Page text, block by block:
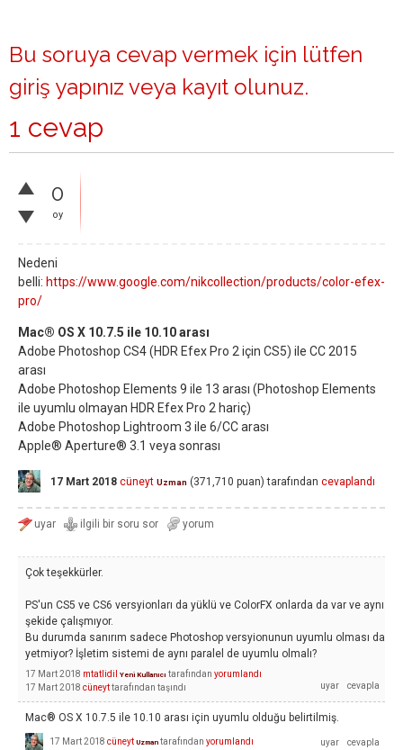
Bu soruya cevap vermek için lütfen
giriş yapınız veya kayıt olunuz.
1 cevap
0
oy
Nedeni
belli: https://www.google.com/nikcollection/products/color-efex-
pro/
Mac® OS X 10.7.5 ile 10.10 arası
Adobe Photoshop CS4 (HDR Efex Pro 2 için CS5) ile CC 2015
arası
Adobe Photoshop Elements 9 ile 13 arası (Photoshop Elements
ile uyumlu olmayan HDR Efex Pro 2 hariç)
Adobe Photoshop Lightroom 3 ile 6/CC arası
Apple® Aperture® 3.1 veya sonrası
17 Mart 2018 cüneyt Uzman (371,710 puan) tarafından cevaplandı
Çok teşekkürler.
PS'un CS5 ve CS6 versyionları da yüklü ve ColorFX onlarda da var ve aynı
şekide çalışmıyor.
Bu durumda sanırım sadece Photoshop versyionunun uyumlu olması da
yetmiyor? İşletim sistemi de aynı paralel de uyumlu olmalı?
17 Mart 2018 mtatlidil Yeni Kullanıcı tarafından yorumlandı
17 Mart 2018 cüneyttarafından taşındı
Mac® OS X 10.7.5 ile 10.10 arası için uyumlu olduğu belirtilmiş.
17 Mart 2018 cüneyt Uzman tarafından yorumlandı